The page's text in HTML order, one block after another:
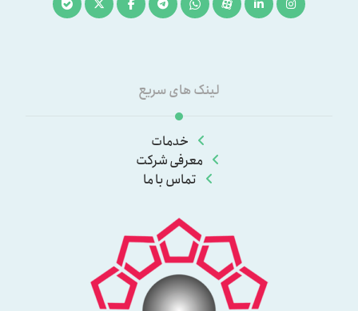
لینک های سریع
خدمات
معرفی شرکت
تماس با ما